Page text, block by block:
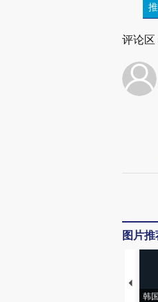
评论区
图片
韩